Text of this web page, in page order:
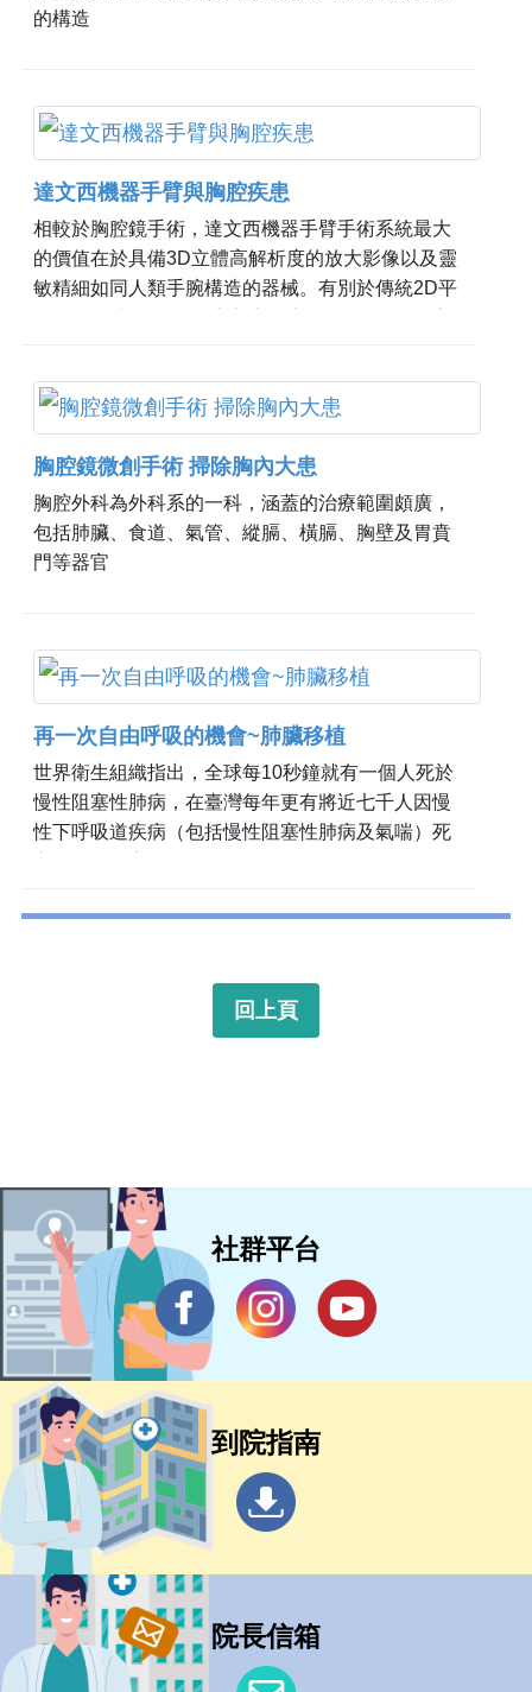
的構造
達文西機器手臂與胸腔疾患
相較於胸腔鏡手術，達文西機器手臂手術系統最大
的價值在於具備3D立體高解析度的放大影像以及靈
敏精細如同人類手腕構造的器械。有別於傳統2D平
其精密的儀器設計以及
胸腔鏡微創手術 掃除胸內大患
胸腔外科為外科系的一科，涵蓋的治療範圍頗廣，
包括肺臟、食道、氣管、縱膈、橫膈、胸壁及胃賁
門等器官
再一次自由呼吸的機會~肺臟移植
世界衛生組織指出，全球每10秒鐘就有一個人死於
慢性阻塞性肺病，在臺灣每年更有將近七千人因慢
性下呼吸道疾病（包括慢性阻塞性肺病及氣喘）死
肺部，進而導致換氣不足。
回上頁
社群平台
到院指南
院長信箱